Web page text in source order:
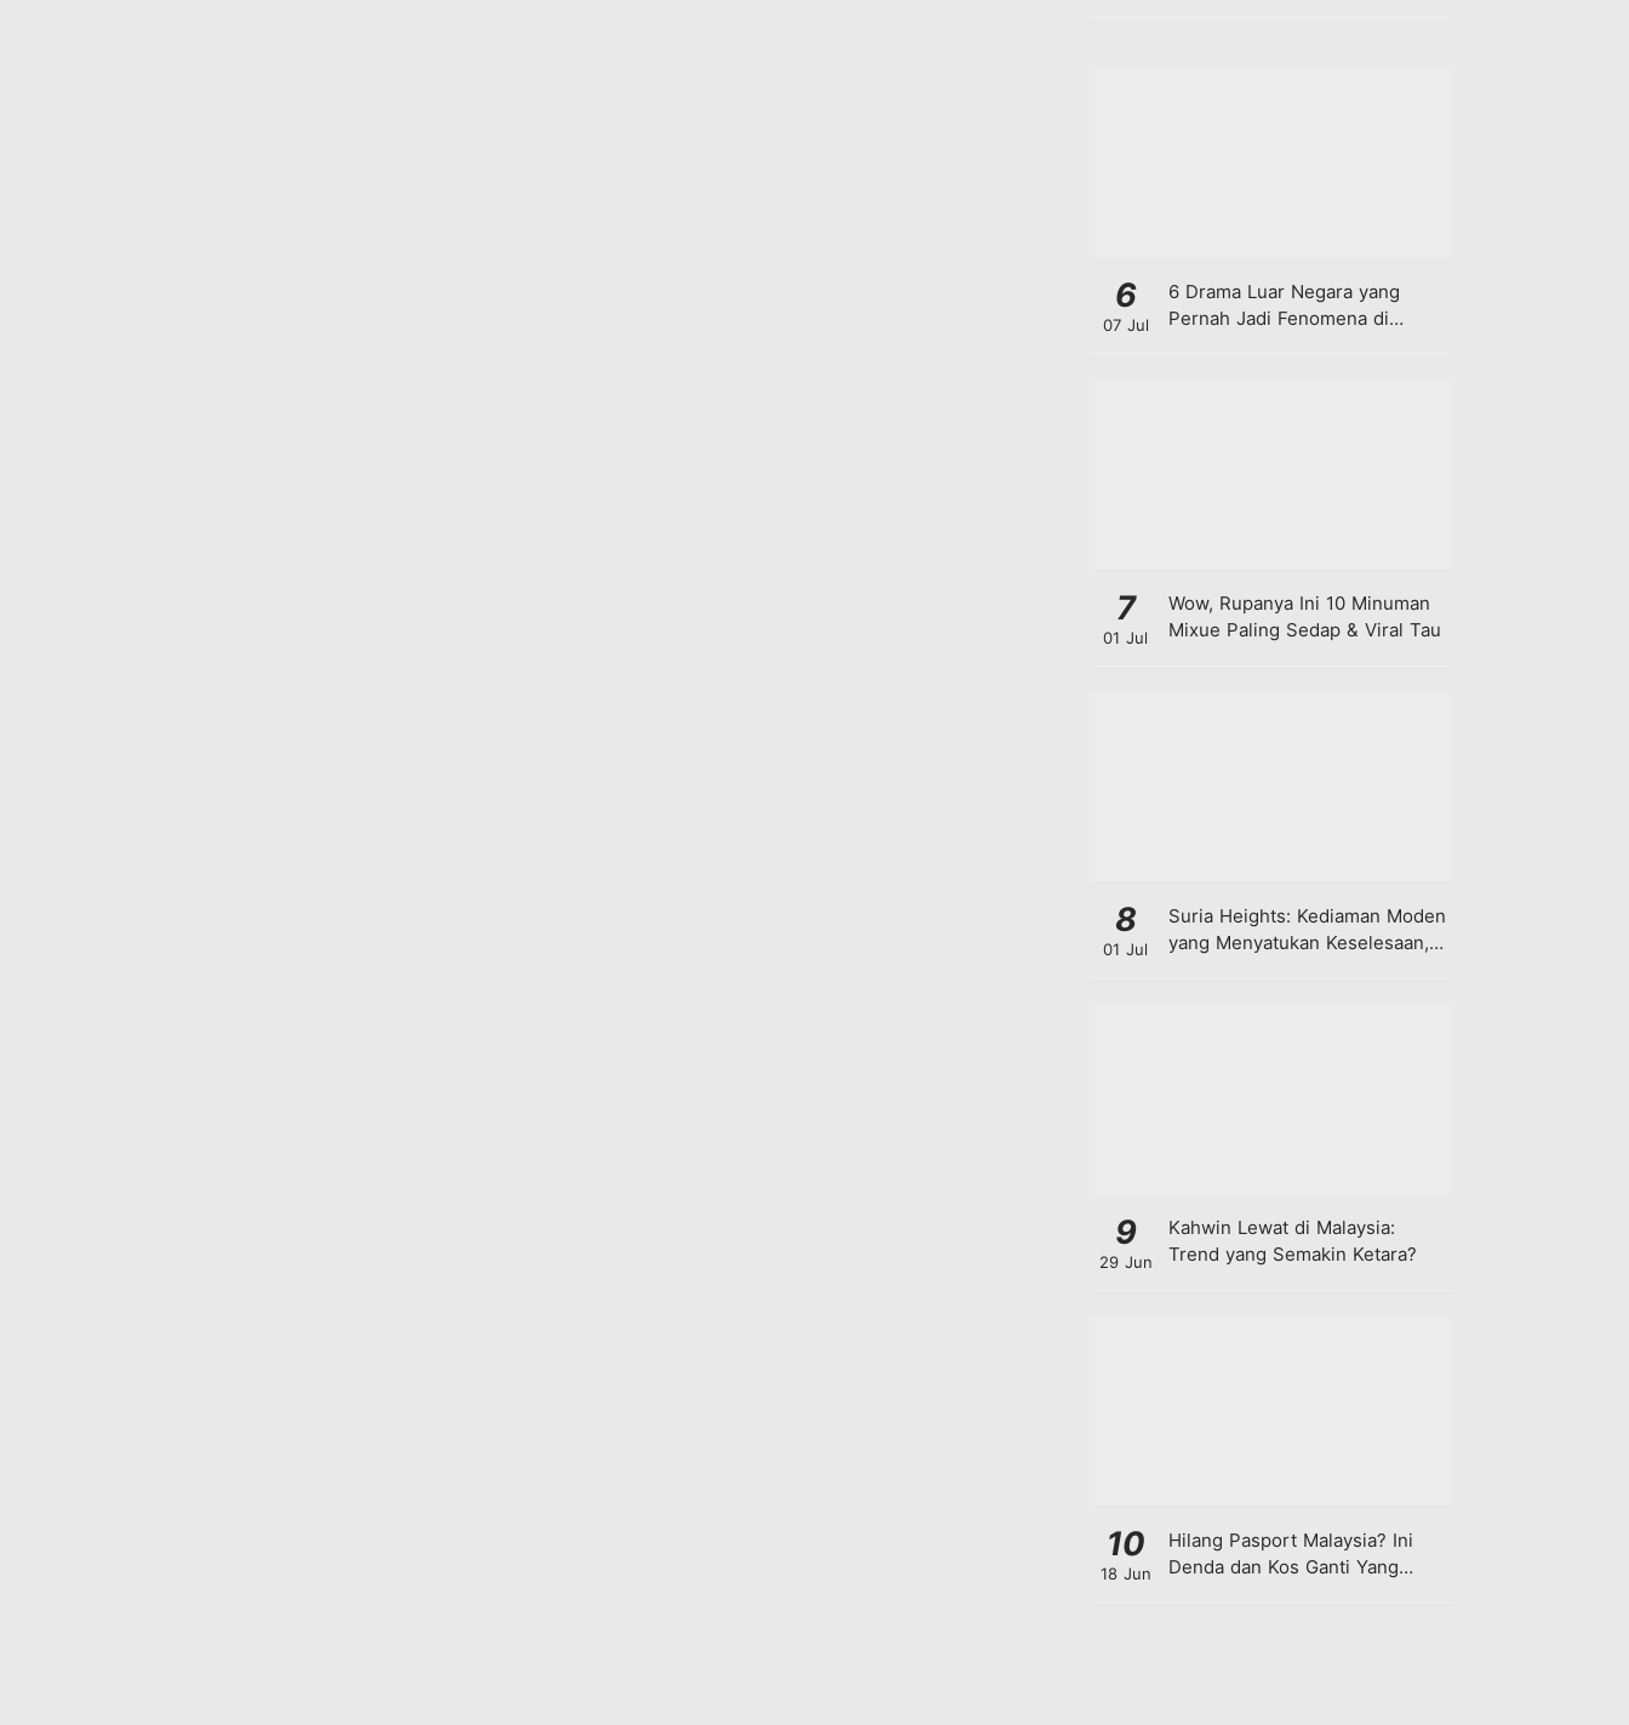
6
07 Jul
6 Drama Luar Negara yang
Pernah Jadi Fenomena di
7
01 Jul
Wow, Rupanya Ini 10 Minuman
Mixue Paling Sedap & Viral Tau
8
01 Jul
Suria Heights: Kediaman Moden
yang Menyatukan Keselesaan,
9
29 Jun
Kahwin Lewat di Malaysia:
Trend yang Semakin Ketara?
10
18 Jun
Hilang Pasport Malaysia? Ini
Denda dan Kos Ganti Yang